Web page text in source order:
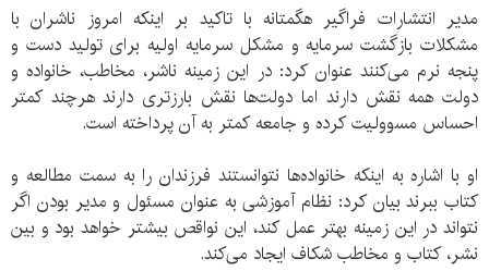
مدیر انتشارات فراگیر هگمتانه با تاکید بر اینکه امروز ناشران با
مشکلات بازگشت سرمایه و مشکل سرمایه اولیه برای تولید دست و
پنجه نرم می‌کنند عنوان کرد: در این زمینه ناشر، مخاطب، خانواده و
دولت همه نقش دارند اما دولت‌ها نقش بارزتری دارند هرچند کمتر
احساس مسوولیت کرده و جامعه کمتر به آن پرداخته است.
او با اشاره به اینکه خانواده‌ها نتوانستند فرزندان را به سمت مطالعه و
کتاب ببرند بیان کرد: نظام آموزشی به عنوان مسئول و مدیر بودن اگر
نتواند در این زمینه بهتر عمل کند، این نواقص بیشتر خواهد بود و بین
نشر، کتاب و مخاطب شکاف ایجاد می‌کند.